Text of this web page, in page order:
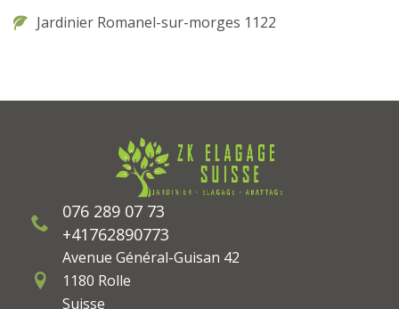
Jardinier Romanel-sur-morges 1122
076 289 07 73
+41762890773
Avenue Général-Guisan 42
1180 Rolle
Suisse